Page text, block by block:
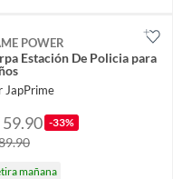
POWER
Estación De Policia para
JapPrime
59.90 -33%
mañana